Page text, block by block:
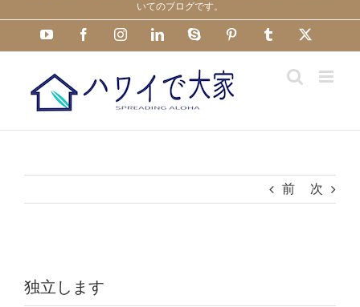
content
いてのブログです。
YouTube FacebookInstagramLinkedInSkype Pinterest Tumblr
前 次
Larger
Image
独立します